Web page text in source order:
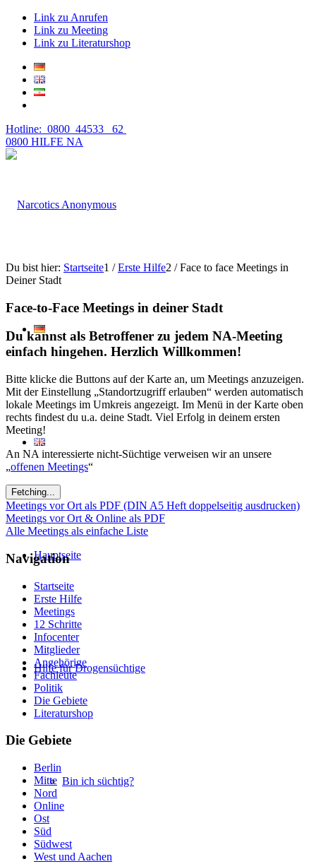
Link zu Anrufen
Link zu Meeting
Link zu Literaturshop
Hotline: 0800 44533 62
0800 HILFE NA
Hauptseite
Hilfe für Drogensüchtige
Bin ich süchtig?
Du bist hier: Startseite1 / Erste Hilfe2 / Face to face Meetings in
Deiner Stadt
Face-to-Face Meetings in deiner Stadt
Du kannst als Betroffener zu jedem NA-Meeting
einfach hingehen. Herzlich Willkommen!
Bitte klicke die Buttons auf der Karte an, um Meetings anzuzeigen.
Mit der Einstellung „Standortzugriff erlauben“ werden automatisch
lokale Meetings im Umkreis angezeigt. Im Menü in der Karte oben
rechts findest du u.a. deine Stadt. Viel Erfolg in deinem ersten
Meeting!
An NA interessierte nicht-Süchtige verweisen wir an unsere
„offenen Meetings“
Fetching...
Meetings vor Ort als PDF (DIN A5 Heft doppelseitig ausdrucken)
Meetings vor Ort & Online als PDF
Alle Meetings als einfache Liste
Navigation
Startseite
Erste Hilfe
Meetings
12 Schritte
Infocenter
Mitglieder
Angehörige
Fachleute
Politik
Die Gebiete
Literaturshop
Die Gebiete
Berlin
Mitte
Nord
Online
Ost
Süd
Südwest
West und Aachen